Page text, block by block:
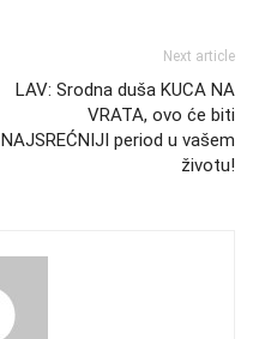
Next article
LAV: Srodna duša KUCA NA
VRATA, ovo će biti
NAJSREĆNIJI period u vašem
životu!